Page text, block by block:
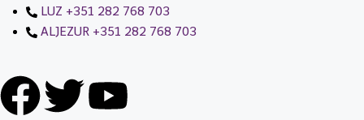
LUZ +351 282 768 703
ALJEZUR +351 282 768 703